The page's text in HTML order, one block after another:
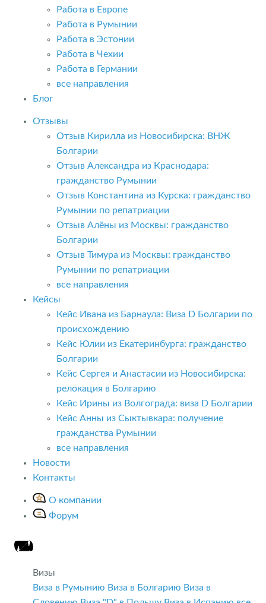
Работа в Европе
Работа в Румынии
Работа в Эстонии
Работа в Чехии
Работа в Германии
все направления
Блог
Отзывы
Отзыв Кирилла из Новосибирска: ВНЖ
Болгарии
Отзыв Александра из Краснодара:
гражданство Румынии
Отзыв Константина из Курска: гражданство
Румынии по репатриации
Отзыв Алёны из Москвы: гражданство
Болгарии
Отзыв Тимура из Москвы: гражданство
Румынии по репатриации
все направления
Кейсы
Кейс Ивана из Барнаула: Виза D Болгарии по
происхождению
Кейс Юлии из Екатеринбурга: гражданство
Болгарии
Кейс Сергея и Анастасии из Новосибирска:
релокация в Болгарию
Кейс Ирины из Волгограда: виза D Болгарии
Кейс Анны из Сыктывкара: получение
гражданства Румынии
все направления
Новости
Контакты
О компании
Форум
Визы
Виза в Румынию Виза в Болгарию Виза в